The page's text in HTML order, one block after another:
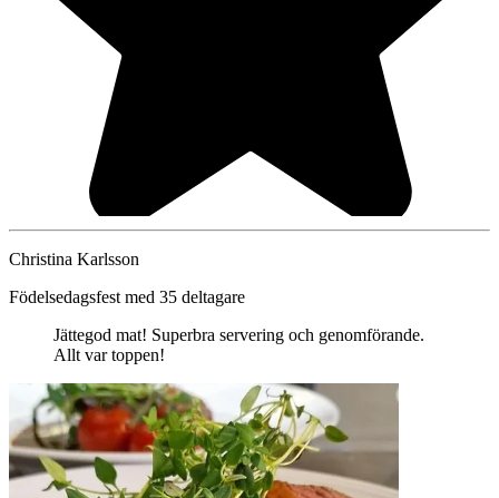
Christina Karlsson
Födelsedagsfest med 35 deltagare
Jättegod mat! Superbra servering och genomförande.
Allt var toppen!